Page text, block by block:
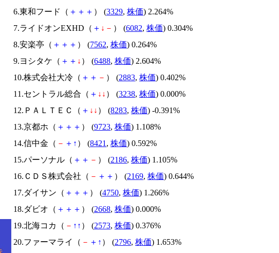
6.東和フード（ ＋ ＋ ＋ ） (3329, 株価) 2.264%
7.ライドオンEXHD（ ＋ ↓ － ） (6082, 株価) 0.304%
8.安楽亭（ ＋ ＋ ＋ ） (7562, 株価) 0.264%
9.ヨシタケ（ ＋ ＋ ↓ ） (6488, 株価) 2.604%
10.株式会社大冷（ ＋ ＋ － ） (2883, 株価) 0.402%
11.セントラル総合（ ＋ ↓ ↓ ） (3238, 株価) 0.000%
12.ＰＡＬＴＥＣ（ ＋ ↓ ↓ ） (8283, 株価) -0.391%
13.京都ホ（ ＋ ＋ ＋ ） (9723, 株価) 1.108%
14.信中金（ － ＋ ↑ ） (8421 , 株価) 0.592%
15.パーソナル（ ＋ ＋ － ） (2186, 株価) 1.105%
16.ＣＤＳ株式会社（ － ＋ ＋ ） (2169, 株価) 0.644%
17.ダイサン（ ＋ ＋ ＋ ） (4750, 株価) 1.266%
18.ダビオ（ ＋ ＋ ＋ ） (2668, 株価) 0.000%
19.北海コカ（ － ↑ ↑ ） (2573, 株価) 0.376%
20.ファーマライ（ － ＋ ↑ ） (2796, 株価) 1.653%